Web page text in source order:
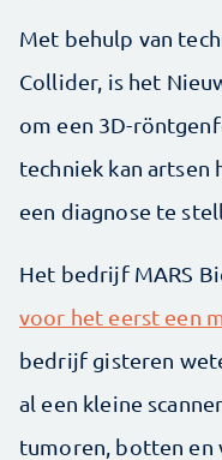
Met behulp van
Collider, is het
om een 3D-
techniek kan artsen
een diagnose te
Het bedrijf MARS
voor het eerst een
bedrijf gisteren
al een kleine
tumoren, botten en